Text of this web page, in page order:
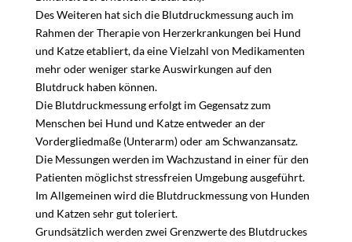
Des Weiteren hat sich die Blutdruckmessung auch im
Rahmen der Therapie von Herzerkrankungen bei Hund
und Katze etabliert, da eine Vielzahl von Medikamenten
mehr oder weniger starke Auswirkungen auf den
Blutdruck haben können.
Die Blutdruckmessung erfolgt im Gegensatz zum
Menschen bei Hund und Katze entweder an der
Vordergliedmaße (Unterarm) oder am Schwanzansatz.
Die Messungen werden im Wachzustand in einer für den
Patienten möglichst stressfreien Umgebung ausgeführt.
Im Allgemeinen wird die Blutdruckmessung von Hunden
und Katzen sehr gut toleriert.
Grundsätzlich werden zwei Grenzwerte des Blutdruckes